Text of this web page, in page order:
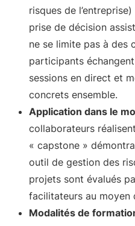
risques de
prise de décision
ne se limite pas à des
participants
sessions en direct et
concrets ensemble.
Application dans le
collaborateurs
« capstone »
outil de gestion des
projets sont évalués
facilitateurs au moyen
Modalités de